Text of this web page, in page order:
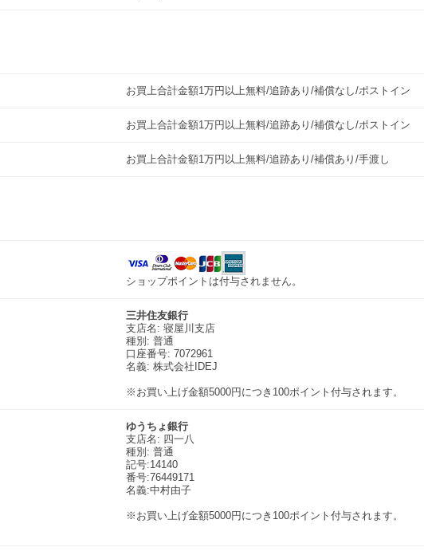
お買上合計金額1万円以上無料/追跡あり/補償なし/ポストイン
お買上合計金額1万円以上無料/追跡あり/補償なし/ポストイン
お買上合計金額1万円以上無料/追跡あり/補償あり/手渡し
ショップポイントは付与されません。
三井住友銀行
支店名: 寝屋川支店
種別: 普通
口座番号: 7072961
名義: 株式会社IDEJ
※お買い上げ金額5000円につき100ポイント付与されます。
ゆうちょ銀行
支店名: 四一八
種別: 普通
記号:14140
番号:76449171
名義:中村由子
※お買い上げ金額5000円につき100ポイント付与されます。